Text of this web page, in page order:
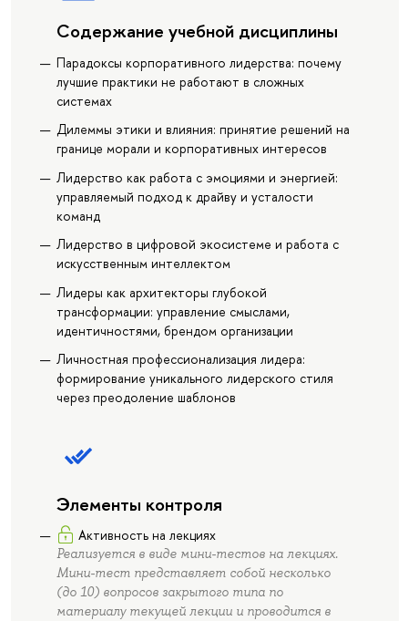
Содержание учебной дисциплины
Парадоксы корпоративного лидерства: почему
лучшие практики не работают в сложных
системах
Дилеммы этики и влияния: принятие решений на
границе морали и корпоративных интересов
Лидерство как работа с эмоциями и энергией:
управляемый подход к драйву и усталости
команд
Лидерство в цифровой экосистеме и работа с
искусственным интеллектом
Лидеры как архитекторы глубокой
трансформации: управление смыслами,
идентичностями, брендом организации
Личностная профессионализация лидера:
формирование уникального лидерского стиля
через преодоление шаблонов
Элементы контроля
Активность на лекциях
Реализуется в виде мини-тестов на лекциях.
Мини-тест представляет собой несколько
(до 10) вопросов закрытого типа по
материалу текущей лекции и проводится в